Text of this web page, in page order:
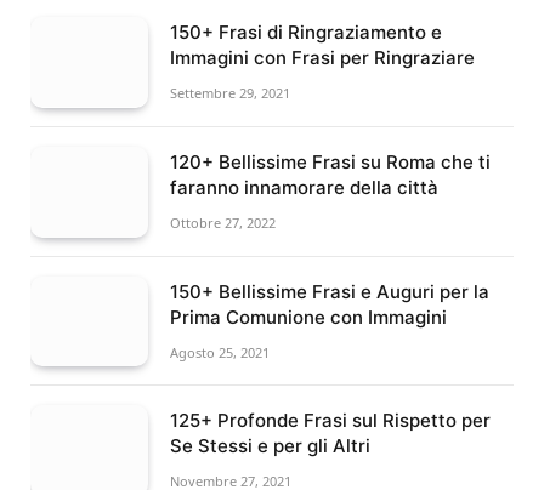
150+ Frasi di Ringraziamento e
Immagini con Frasi per Ringraziare
Settembre 29, 2021
120+ Bellissime Frasi su Roma che ti
faranno innamorare della città
Ottobre 27, 2022
150+ Bellissime Frasi e Auguri per la
Prima Comunione con Immagini
Agosto 25, 2021
125+ Profonde Frasi sul Rispetto per
Se Stessi e per gli Altri
Novembre 27, 2021